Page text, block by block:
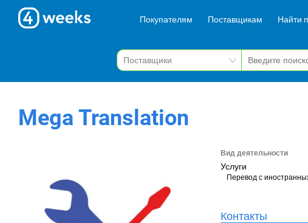
Покупателям Поставщикам Найти
Mega Translation
Вид деятельности
Услуги
Перевод с
Контакты